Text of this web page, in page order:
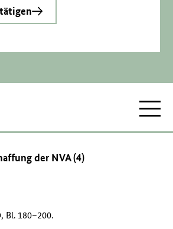
der NVA (4)
Bl. 180–200.